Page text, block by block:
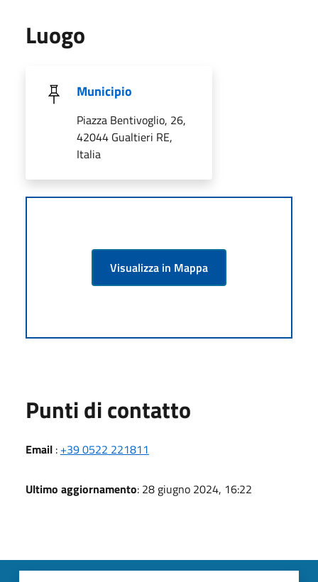
Luogo
Municipio
Piazza Bentivoglio, 26,
42044 Gualtieri RE,
Italia
Visualizza in Mappa
Punti di contatto
Email : +39 0522 221811
Ultimo aggiornamento: 28 giugno 2024, 16:22